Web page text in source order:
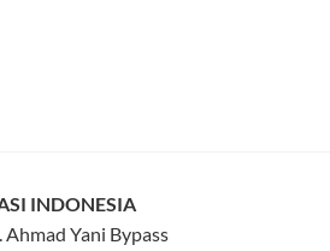
INDONESIA
Yani Bypass